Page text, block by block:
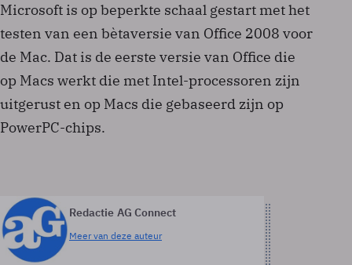
Microsoft is op beperkte schaal gestart met het
testen van een bètaversie van Office 2008 voor
de Mac. Dat is de eerste versie van Office die
op Macs werkt die met Intel-processoren zijn
uitgerust en op Macs die gebaseerd zijn op
PowerPC-chips.
Redactie AG Connect
Meer van deze auteur